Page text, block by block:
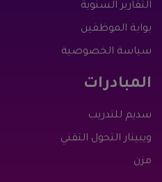
التقارير السنوية
بوابة الموظفين
سياسة الخصوصية
المبادرات
سديم للتدريب
ويبينار التحول التقني
مزن